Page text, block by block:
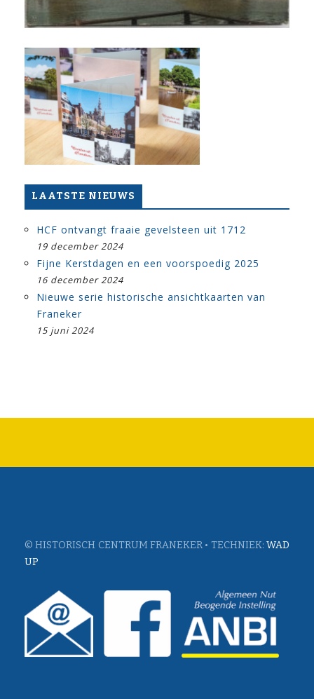
LAATSTE NIEUWS
HCF ontvangt fraaie gevelsteen uit 1712
19 december 2024
Fijne Kerstdagen en een voorspoedig 2025
16 december 2024
Nieuwe serie historische ansichtkaarten van
Franeker
15 juni 2024
© HISTORISCH CENTRUM FRANEKER • TECHNIEK: WAD
UP